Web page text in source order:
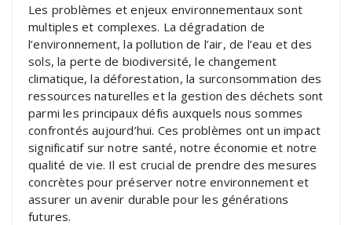
Les problèmes et enjeux environnementaux sont
multiples et complexes. La dégradation de
l’environnement, la pollution de l’air, de l’eau et des
sols, la perte de biodiversité, le changement
climatique, la déforestation, la surconsommation des
ressources naturelles et la gestion des déchets sont
parmi les principaux défis auxquels nous sommes
confrontés aujourd’hui. Ces problèmes ont un impact
significatif sur notre santé, notre économie et notre
qualité de vie. Il est crucial de prendre des mesures
concrètes pour préserver notre environnement et
assurer un avenir durable pour les générations
futures.